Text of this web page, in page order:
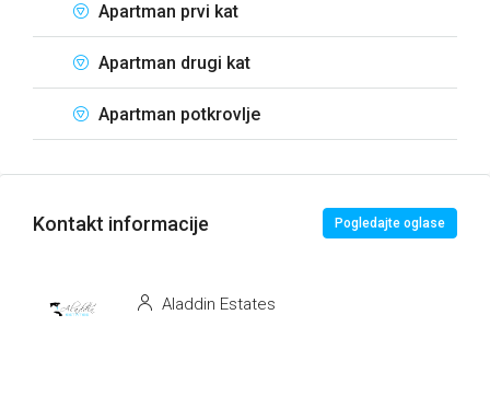
Apartman prvi kat
Apartman drugi kat
Apartman potkrovlje
Kontakt informacije Pogledajte oglase
Aladdin Estates